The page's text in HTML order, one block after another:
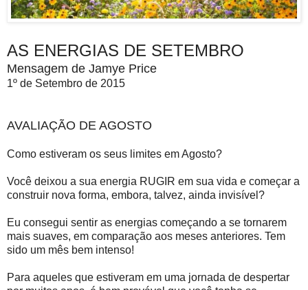
AS ENERGIAS DE SETEMBRO
Mensagem de Jamye Price
1º de Setembro de 2015
AVALIAÇÃO DE AGOSTO
Como estiveram os seus limites em Agosto?
Você deixou a sua energia RUGIR em sua vida e começar a
construir nova forma, embora, talvez, ainda invisível?
Eu consegui sentir as energias começando a se tornarem
mais suaves, em comparação aos meses anteriores. Tem
sido um mês bem intenso!
Para aqueles que estiveram em uma jornada de despertar